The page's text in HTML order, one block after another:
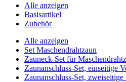
Alle anzeigen
Basisartikel
Zubehör
Alle anzeigen
Set Maschendrahtzaun
Zauneck-Set für
Zaunanschluss-Set, einseitige
Zaunanschluss-Set,